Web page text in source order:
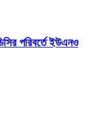
পরিবর্তে ইউএনও